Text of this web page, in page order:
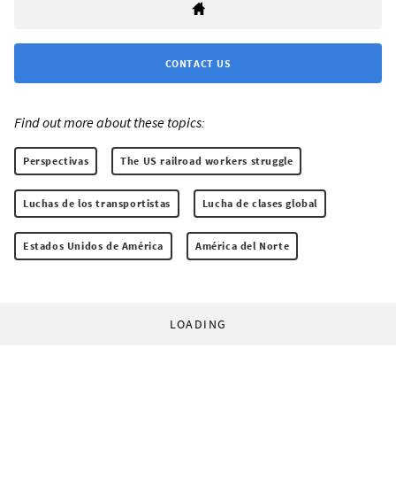
CONTACT US
Find out more about these topics:
Perspectivas The US railroad workers struggle
Luchas de los transportistas Lucha de clases global
Estados Unidos de América América del Norte
LOADING